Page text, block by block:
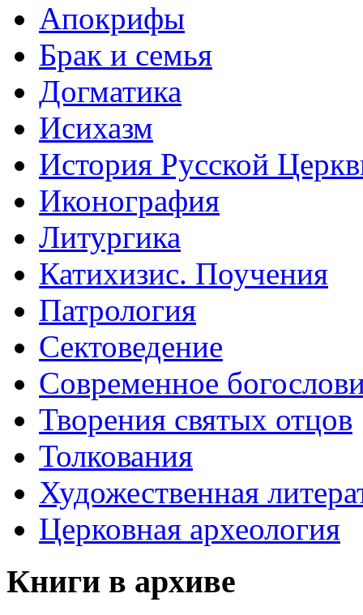
Апокрифы
Брак и семья
Догматика
Исихазм
История Русской
Иконография
Литургика
Катихизис. Поучения
Патрология
Сектоведение
Современное
Творения святых отцов
Толкования
Художественная
Церковная археология
Книги в архиве